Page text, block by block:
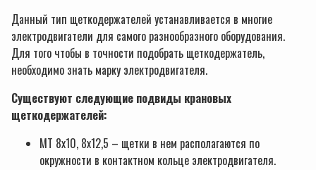
Данный тип щеткодержателей устанавливается в многие
электродвигатели для самого разнообразного оборудования.
Для того чтобы в точности подобрать щеткодержатель,
необходимо знать марку электродвигателя.
Существуют следующие подвиды крановых
щеткодержателей:
МТ 8х10, 8х12,5 – щетки в нем располагаются по
окружности в контактном кольце электродвигателя.